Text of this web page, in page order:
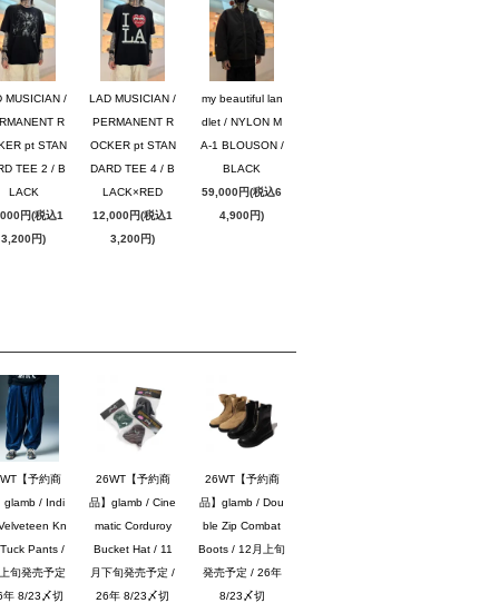
MUSICIAN /
R
pt STAN
TEE 2 / B
LACK
円(税込1
3,200円)
LAD MUSICIAN /
PERMANENT R
OCKER pt STAN
DARD TEE 4 / B
LACK×RED
12,000円(税込1
3,200円)
my beautiful lan
dlet / NYLON M
A-1 BLOUSON /
BLACK
59,000円(税込6
4,900円)
【予約商
glamb / Indi
Kn
Pants /
旬発売予定
年 8/23〆切
26WT【予約商
品】glamb / Cine
matic Corduroy
Bucket Hat / 11
月下旬発売予定 /
26年 8/23〆切
26WT【予約商
品】glamb / Dou
ble Zip Combat
Boots / 12月上旬
発売予定 / 26年
8/23〆切